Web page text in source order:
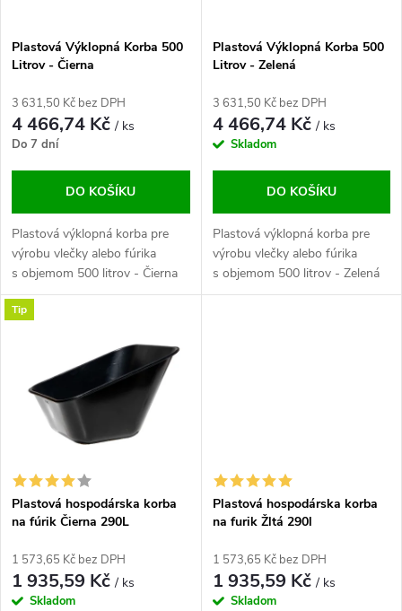
p
r
o
u
k
t
ů
s
p
r
o
d
u
k
ů
Plastová Výklopná Korba 500
Litrov - Čierna
3 631,50 Kč bez DPH
4 466,74 Kč/ ks
Do 7 dní
DO KOŠÍKU
Plastová výklopná korba pre
výrobu vlečky alebo fúrika
s objemom 500 litrov - Čierna
Plastová Výklopná Korba 500
Litrov - Zelená
3 631,50 Kč bez DPH
4 466,74 Kč/ ks
Skladom
DO KOŠÍKU
Plastová výklopná korba pre
výrobu vlečky alebo fúrika
s objemom 500 litrov - Zelená
Tip
Plastová hospodárska korba
na fúrik Čierna 290L
1 573,65 Kč bez DPH
1 935,59 Kč/ ks
Skladom
Plastová hospodárska korba
na furik Žltá 290l
1 573,65 Kč bez DPH
1 935,59 Kč/ ks
Skladom